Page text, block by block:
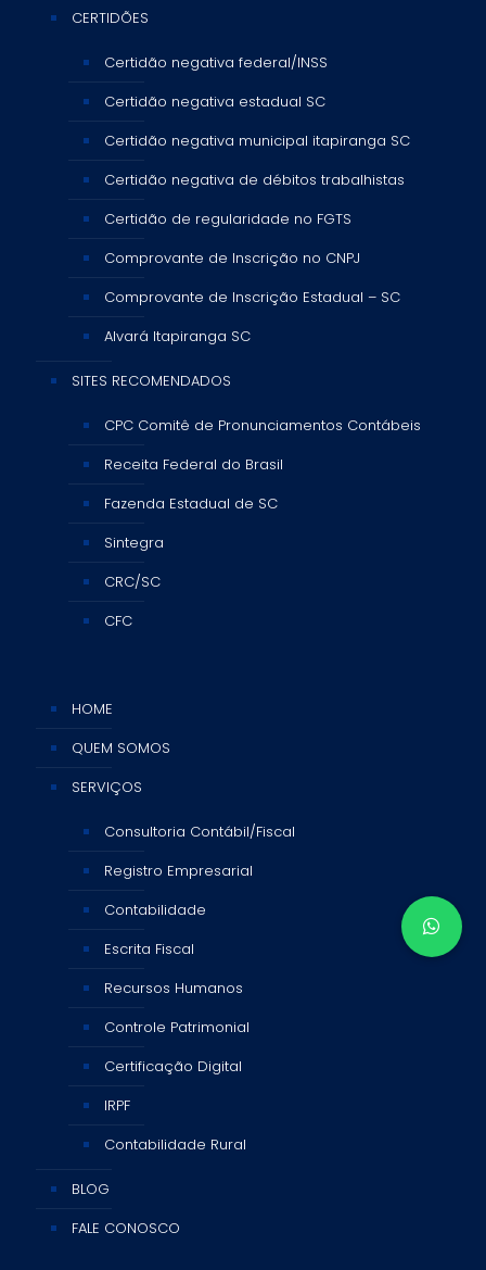
CERTIDÕES
Certidão negativa federal/INSS
Certidão negativa estadual SC
Certidão negativa municipal itapiranga SC
Certidão negativa de débitos trabalhistas
Certidão de regularidade no FGTS
Comprovante de Inscrição no CNPJ
Comprovante de Inscrição Estadual – SC
Alvará Itapiranga SC
SITES RECOMENDADOS
CPC Comitê de Pronunciamentos Contábeis
Receita Federal do Brasil
Fazenda Estadual de SC
Sintegra
CRC/SC
CFC
HOME
QUEM SOMOS
SERVIÇOS
Consultoria Contábil/Fiscal
Registro Empresarial
Contabilidade
Escrita Fiscal
Recursos Humanos
Controle Patrimonial
Certificação Digital
IRPF
Contabilidade Rural
BLOG
FALE CONOSCO